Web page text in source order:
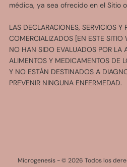
médica, ya sea ofrecido en el Sitio
LAS DECLARACIONES, SERVICIOS Y
COMERCIALIZADOS [EN ESTE SITIO
NO HAN SIDO EVALUADOS POR LA
ALIMENTOS Y MEDICAMENTOS DE
Y NO ESTÁN DESTINADOS A
PREVENIR NINGUNA ENFERMEDAD.
Microgenesis -© 2026 Todos los